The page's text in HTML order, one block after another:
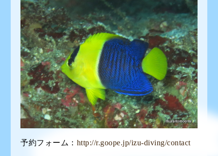
予約フォーム： http://r.goope.jp/izu-diving/contact